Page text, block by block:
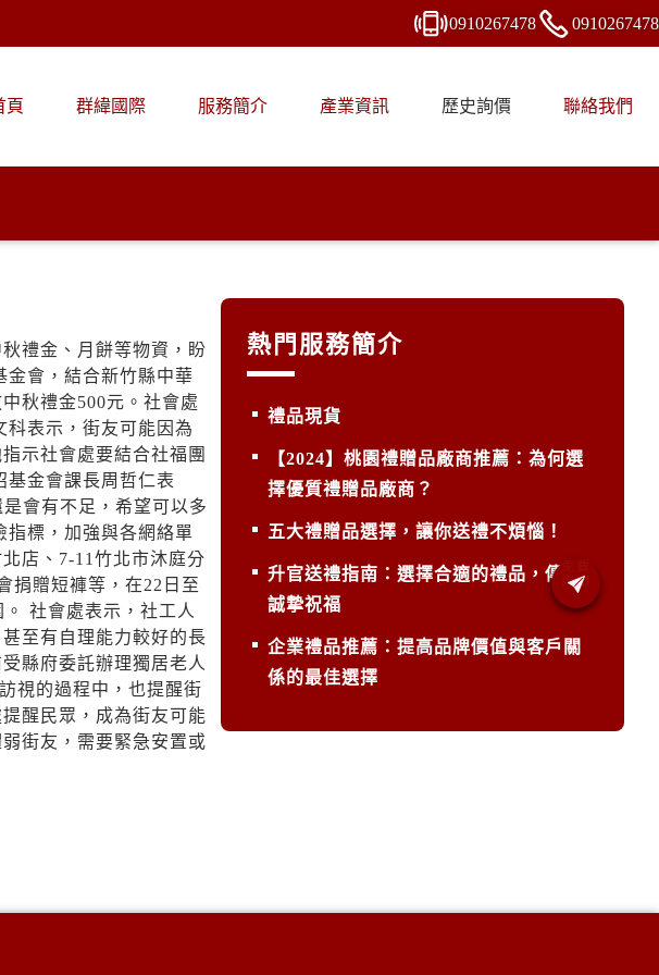
0910267478 0910267478
頁 群緯國際 服務簡介 產業資訊 歷史詢價 聯絡我們
禮金、月餅等物資，盼
金會，結合新竹縣中華
秋禮金500元。社會處
表示，街友可能因為
示社會處要結合社福團
基金會課長周哲仁表
會有不足，希望可以多
指標，加強與各網絡單
店、7-11竹北市沐庭分
捐贈短褲等，在22日至
社會處表示，社工人
至有自理能力較好的長
縣府委託辦理獨居老人
視的過程中，也提醒街
醒民眾，成為街友可能
街友，需要緊急安置或
熱門服務簡介
禮品現貨
【2024】桃園禮贈品廠商推薦：為何選
擇優質禮贈品廠商？
五大禮贈品選擇，讓你送禮不煩惱！
升官送禮指南：選擇合適的禮品，傳遞
誠摯祝福
企業禮品推薦：提高品牌價值與客戶關
係的最佳選擇